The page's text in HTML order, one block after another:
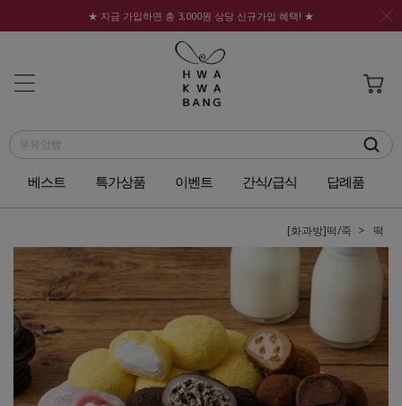
★ 지금 가입하면 총 3,000원 상당 신규가입 혜택! ★
베스트 특가상품 이벤트 간식/급식 답례품
[화과방]떡/죽 떡